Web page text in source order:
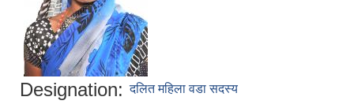
Designation: दलित महिला वडा सदस्य